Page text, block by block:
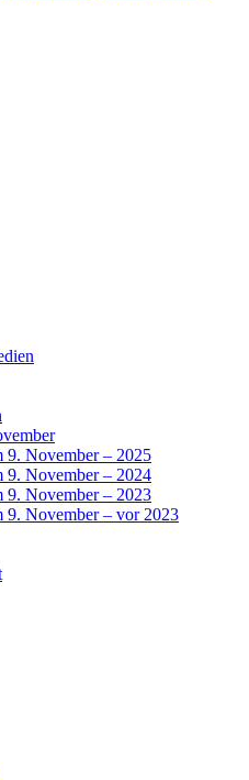
9. November – 2025
9. November – 2024
9. November – 2023
9. November – vor 2023